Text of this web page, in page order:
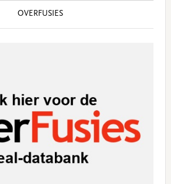
OVERFUSIES